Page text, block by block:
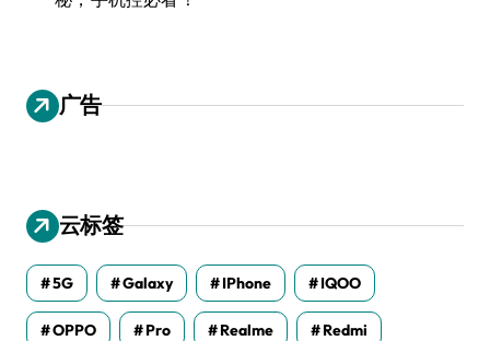
广告
云标签
5G Galaxy IPhone IQOO
OPPO Pro Realme Redmi